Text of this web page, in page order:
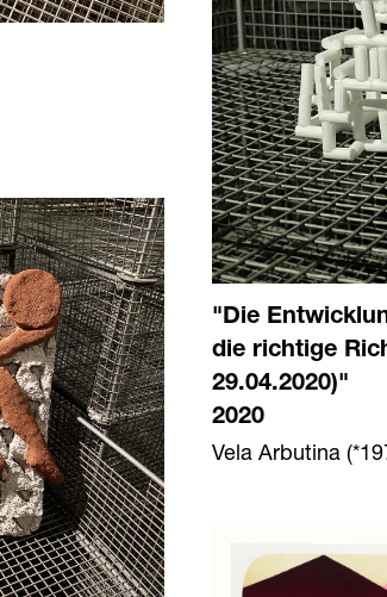
"Die
die richtige
29.04.2020)"
2020
Vela Arbutina